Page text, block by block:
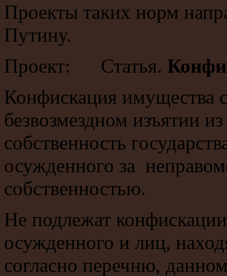
Проекты таких норм
Путину.
Проект: Статья.
Конфискация имущества
безвозмездном изъятии
собственность
осужденного за
собственностью.
Не подлежат
осужденного и лиц,
согласно перечню,